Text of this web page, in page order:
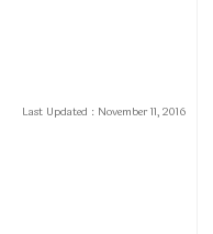
Last Updated : November 11, 2016